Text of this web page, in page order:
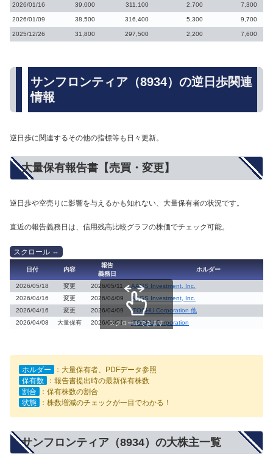
2026/01/16 39,000 311,100 2,700 7,300
2026/01/09 38,500 316,400 5,300 9,700
2025/12/26 31,800 297,500 2,200 7,600
サンフロンティア（8934）の逆日歩関連
情報
逆日歩に関連するその他の指標等も日々更新。
大量保有報告書【売買・変更】
逆日歩や空売りに影響を与えるかも知れない、大量保有者の状況です。
直近の報告義務日は、信用残高比較グラフの株価でチェック可能。
日付 内容
報告
義務日
ホルダー
2026/05/18 変更 2026/05/11
AAGS Investment, Inc.
2026/04/16
変更 2026/04/09
AAGS Investment, Inc.
2026/04/16
変更 2026/04/09
ITOCHU Corporation 他
2026/04/08
大量保有 2026/04/01 ITOCHU Corporation
スクロールできます
ホルダー
：大量保有者、PDFデータ参照
保有数
：報告書提出時の最新保有株数
割合
：保有株数の割合
状態
：株数増減のチェックが一目でわかる！
サンフロンティア（8934）の大株主一覧